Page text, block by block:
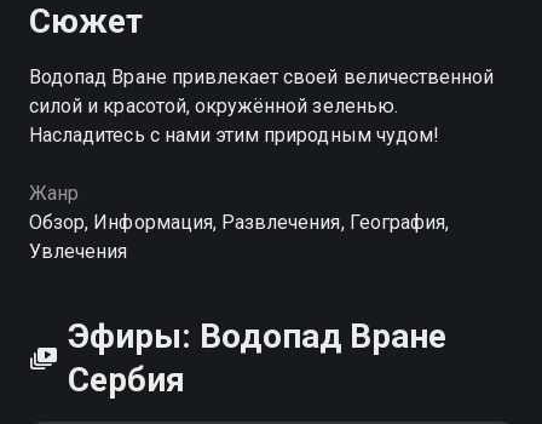
Сюжет
Водопад Вране привлекает своей величественной
силой и красотой, окружённой зеленью.
Насладитесь с нами этим природным чудом!
Жанр
Обзор, Информация, Развлечения, География,
Увлечения
Эфиры: Водопад Вране
Сербия